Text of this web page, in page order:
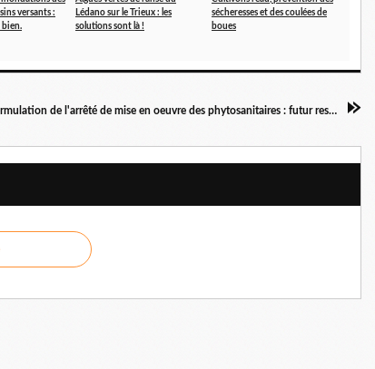
versants :
bien.
Lédano sur le Trieux : les
solutions sont là !
sécheresses et des coulées de
boues
Reformulation de l'arrêté de mise en oeuvre des phytosanitaires : futur respect de l'ensemble des zones non traitées ou végétalisées réglementaires?